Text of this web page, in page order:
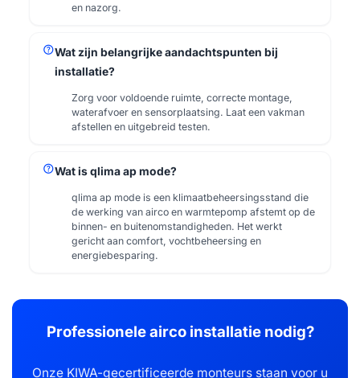
en nazorg.
helpWat zijn belangrijke aandachtspunten bij
installatie?
Zorg voor voldoende ruimte, correcte montage,
waterafvoer en sensorplaatsing. Laat een vakman
afstellen en uitgebreid testen.
helpWat is qlima ap mode?
qlima ap mode is een klimaatbeheersingsstand die
de werking van airco en warmtepomp afstemt op de
binnen- en buitenomstandigheden. Het werkt
gericht aan comfort, vochtbeheersing en
energiebesparing.
Professionele airco installatie nodig?
Onze KIWA-gecertificeerde monteurs staan voor u